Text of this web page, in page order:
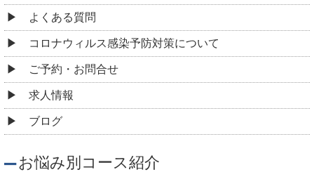
よくある質問
コロナウィルス感染予防対策について
ご予約・お問合せ
求人情報
ブログ
お悩み別コース紹介